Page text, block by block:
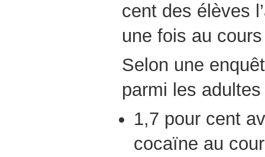
cent des élèves
une fois au
Selon une
parmi les adultes
1,7 pour cent
cocaïne au